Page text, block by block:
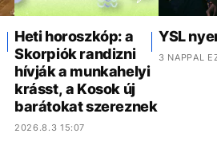
Heti horoszkóp: a
Skorpiók randizni
hívják a munkahelyi
krásst, a Kosok új
barátokat szereznek
2026.8.3 15:07
YSL
3 NAPPAL